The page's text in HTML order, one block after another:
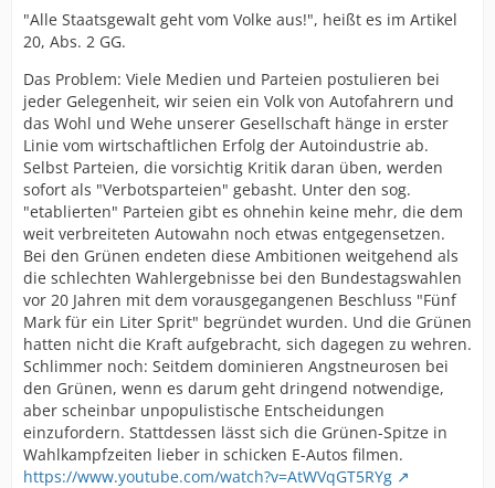
"Alle Staatsgewalt geht vom Volke aus!", heißt es im Artikel
20, Abs. 2 GG.
Das Problem: Viele Medien und Parteien postulieren bei
jeder Gelegenheit, wir seien ein Volk von Autofahrern und
das Wohl und Wehe unserer Gesellschaft hänge in erster
Linie vom wirtschaftlichen Erfolg der Autoindustrie ab.
Selbst Parteien, die vorsichtig Kritik daran üben, werden
sofort als "Verbotsparteien" gebasht. Unter den sog.
"etablierten" Parteien gibt es ohnehin keine mehr, die dem
weit verbreiteten Autowahn noch etwas entgegensetzen.
Bei den Grünen endeten diese Ambitionen weitgehend als
die schlechten Wahlergebnisse bei den Bundestagswahlen
vor 20 Jahren mit dem vorausgegangenen Beschluss "Fünf
Mark für ein Liter Sprit" begründet wurden. Und die Grünen
hatten nicht die Kraft aufgebracht, sich dagegen zu wehren.
Schlimmer noch: Seitdem dominieren Angstneurosen bei
den Grünen, wenn es darum geht dringend notwendige,
aber scheinbar unpopulistische Entscheidungen
einzufordern. Stattdessen lässt sich die Grünen-Spitze in
Wahlkampfzeiten lieber in schicken E-Autos filmen.
https://www.youtube.com/watch?v=AtWVqGT5RYg